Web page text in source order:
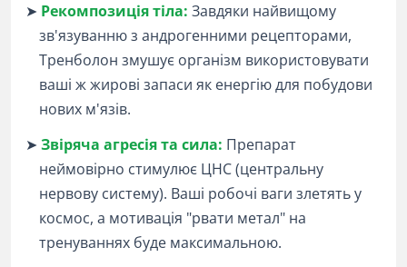
➤ Рекомпозиція тіла: Завдяки найвищому
зв'язуванню з андрогенними рецепторами,
Тренболон змушує організм використовувати
ваші ж жирові запаси як енергію для побудови
нових м'язів.
➤ Звіряча агресія та сила: Препарат
неймовірно стимулює ЦНС (центральну
нервову систему). Ваші робочі ваги злетять у
космос, а мотивація "рвати метал" на
тренуваннях буде максимальною.